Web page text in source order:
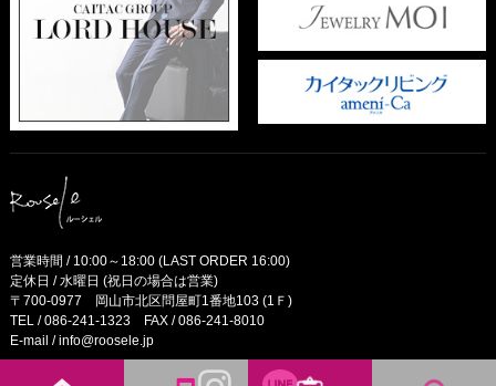
営業時間 / 10:00～18:00 (LAST ORDER 16:00)
定休日 / 水曜日 (祝日の場合は営業)
〒700-0977 岡山市北区問屋町1番地103 (1Ｆ)
TEL /086-241-1323FAX / 086-241-8010
E-mail /info@roosele.jp